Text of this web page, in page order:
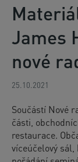
James
nové
25.10.2021
Součástí Nové
části,
restaurace.
víceúčelový